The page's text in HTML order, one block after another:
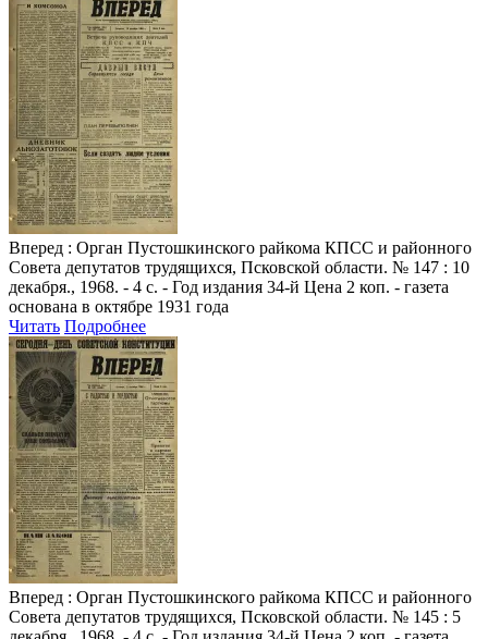
Вперед : Орган Пустошкинского райкома КПСС и районного
Совета депутатов трудящихся, Псковской области. № 147 : 10
декабря., 1968. - 4 с. - Год издания 34-й Цена 2 коп. - газета
основана в октябре 1931 года
Читать Подробнее
Вперед : Орган Пустошкинского райкома КПСС и районного
Совета депутатов трудящихся, Псковской области. № 145 : 5